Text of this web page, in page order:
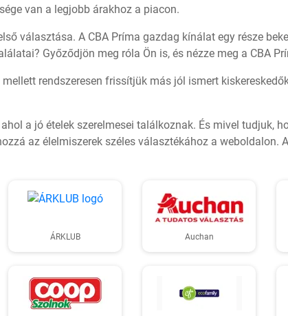
van a legjobb árakhoz a piacon.
választása. A CBA Príma gazdag kínálat egy része
Győződjön meg róla Ön is, és nézze meg a CBA
rendszeresen frissítjük más jól ismert
a jó ételek szerelmesei találkoznak. És mivel tudjuk,
az élelmiszerek széles választékához a weboldalon.
ÁRKLUB Auchan